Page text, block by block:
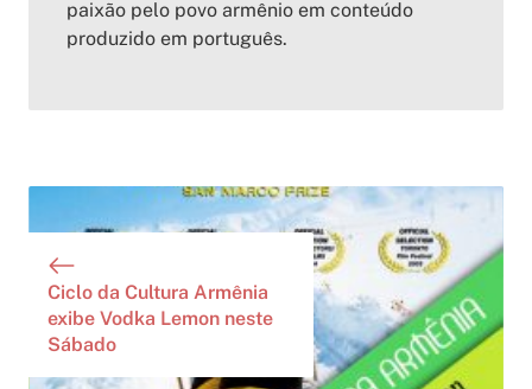
paixão pelo povo armênio em conteúdo
produzido em português.
Ciclo da Cultura Armênia
exibe Vodka Lemon neste
Sábado